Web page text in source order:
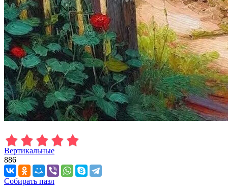
Вертикальные
886
Собирать пазл